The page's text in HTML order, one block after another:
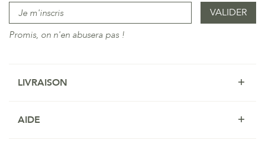
Promis, on n'en abusera pas !
LIVRAISON
AIDE